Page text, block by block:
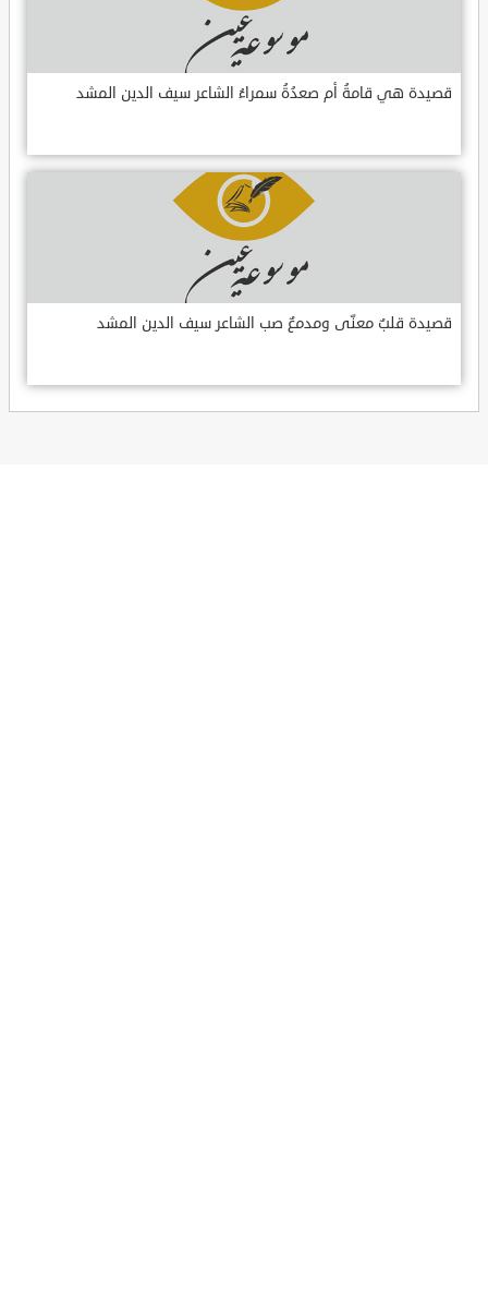
قصيدة هي قامةُ أم صعدُةُ سمراءُ الشاعر سيف الدين المشد
قصيدة قلبٌ معنّى ومدمعٌ صب الشاعر سيف الدين المشد